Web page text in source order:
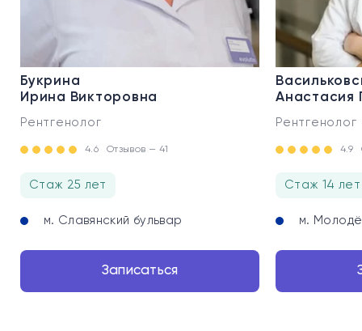
Букрина
Ирина Викторовна
Рентгенолог
4.6 Отзывов — 41
Стаж 25 лет
м. Славянский бульвар
Записаться
Анастасия
Рентгенолог
4.9
Стаж 14 лет
м.